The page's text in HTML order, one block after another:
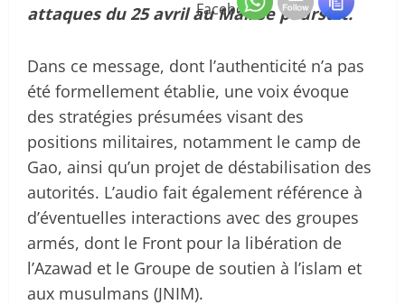
attaques du 25 avril au Mali se poursuit.
Dans ce message, dont l’authenticité n’a pas
été formellement établie, une voix évoque
des stratégies présumées visant des
positions militaires, notamment le camp de
Gao, ainsi qu’un projet de déstabilisation des
autorités. L’audio fait également référence à
d’éventuelles interactions avec des groupes
armés, dont le Front pour la libération de
l’Azawad et le Groupe de soutien à l’islam et
aux musulmans (JNIM).